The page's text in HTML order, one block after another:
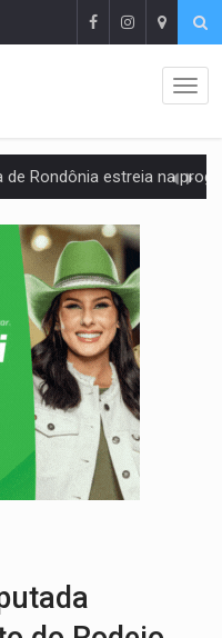
esclarece 'erro de digitação' em declaração de
servidores pelo adicional de incentivo com
DE LICITAÇÃO: Pregão Eletrônico Nº 12/
de uma tonelada de drogas em fundo
Confira os sorteados na promoção
é filmado furtando bicicleta na frente
Nova Mamoré terá seu primeiro
denuncia suposto ataque com perfis